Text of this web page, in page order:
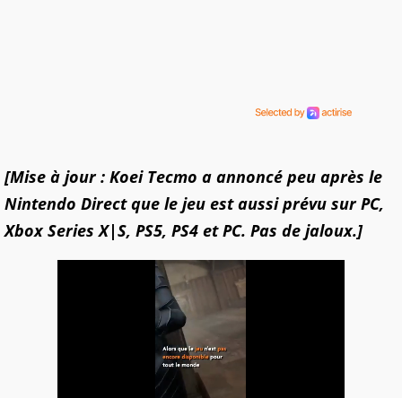
[Mise à jour : Koei Tecmo a annoncé peu après le
Nintendo Direct que le jeu est aussi prévu sur PC,
Xbox Series X|S, PS5, PS4 et PC. Pas de jaloux.]